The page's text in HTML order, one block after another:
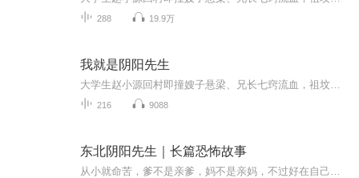
288 19.9万
我就是阴阳先生
216 9088
东北阴阳先生｜长篇恐怖故事